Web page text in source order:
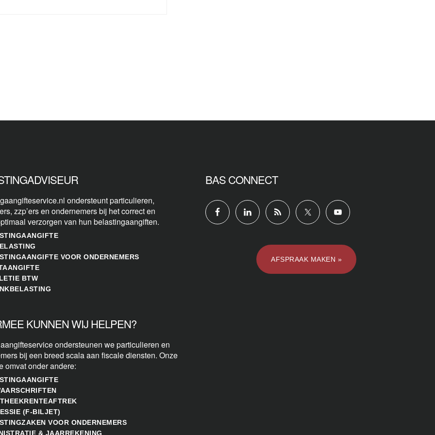
ondersteunt particulieren,
zzp’ers en ondernemers bij het correct en
verzorgen van hun belastingaangiften.
VOOR ONDERNEMERS
BTW
KUNNEN WIJ HELPEN?
ondersteunen we particulieren en
bij een breed scala aan fiscale diensten. Onze
omvat onder andere:
(F-BILJET)
VOOR ONDERNEMERS
& JAARREKENING
BAS CONNECT
AFSPRAAK MAKEN »